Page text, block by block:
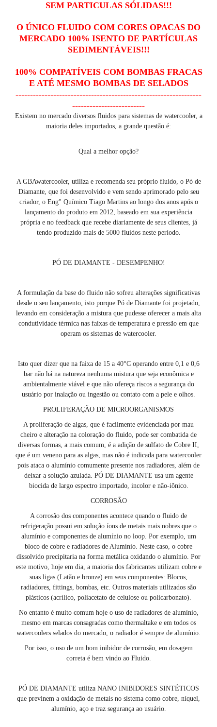
SEM PARTICULAS SÓLIDAS!!!
O ÚNICO FLUIDO COM CORES OPACAS DO
MERCADO 100% ISENTO DE PARTÍCULAS
SEDIMENTÁVEIS!!!
100% COMPATÍVEIS COM BOMBAS FRACAS
E ATÉ MESMO BOMBAS DE SELADOS
----------------------------------------------------------------
-------------------------
Existem no mercado diversos fluidos para sistemas de watercooler, a
maioria deles importados, a grande questão é:
Qual a melhor opção?
A GBAwatercooler, utiliza e recomenda seu próprio fluido, o Pó de
Diamante, que foi desenvolvido e vem sendo aprimorado pelo seu
criador, o Eng° Químico Tiago Martins ao longo dos anos após o
lançamento do produto em 2012, baseado em sua experiência
própria e no feedback que recebe diariamente de seus clientes, já
tendo produzido mais de 5000 fluidos neste período.
PÓ DE DIAMANTE - DESEMPENHO!
A formulação da base do fluido não sofreu alterações significativas
desde o seu lançamento, isto porque Pó de Diamante foi projetado,
levando em consideração a mistura que pudesse oferecer a mais alta
condutividade térmica nas faixas de temperatura e pressão em que
operam os sistemas de watercooler.
Isto quer dizer que na faixa de 15 a 40°C operando entre 0,1 e 0,6
bar não há na natureza nenhuma mistura que seja econômica e
ambientalmente viável e que não ofereça riscos a segurança do
usuário por inalação ou ingestão ou contato com a pele e olhos.
PROLIFERAÇÃO DE MICROORGANISMOS
A proliferação de algas, que é facilmente evidenciada por mau
cheiro e alteração na coloração do fluido, pode ser combatida de
diversas formas, a mais comum, é a adição de sulfato de Cobre II,
que é um veneno para as algas, mas não é indicada para watercooler
pois ataca o alumínio comumente presente nos radiadores, além de
deixar a solução azulada. PÓ DE DIAMANTE usa um agente
biocida de largo espectro importado, incolor e não-iônico.
CORROSÃO
A corrosão dos componentes acontece quando o fluido de
refrigeração possui em solução íons de metais mais nobres que o
alumínio e componentes de alumínio no loop. Por exemplo, um
bloco de cobre e radiadores de Alumínio. Neste caso, o cobre
dissolvido precipitaria na forma metálica oxidando o alumínio. Por
este motivo, hoje em dia, a maioria dos fabricantes utilizam cobre e
suas ligas (Latão e bronze) em seus componentes: Blocos,
radiadores, fittings, bombas, etc. Outros materiais utilizados são
plásticos (acrílico, poliacetato de celulose ou policarbonato).
No entanto é muito comum hoje o uso de radiadores de alumínio,
mesmo em marcas consagradas como thermaltake e em todos os
watercoolers selados do mercado, o radiador é sempre de alumínio.
Por isso, o uso de um bom inibidor de corrosão, em dosagem
correta é bem vindo ao Fluido.
PÓ DE DIAMANTE utiliza NANO INIBIDORES SINTÉTICOS
que previnem a oxidação de metais no sistema como cobre, níquel,
alumínio, aço e traz segurança ao usuário.